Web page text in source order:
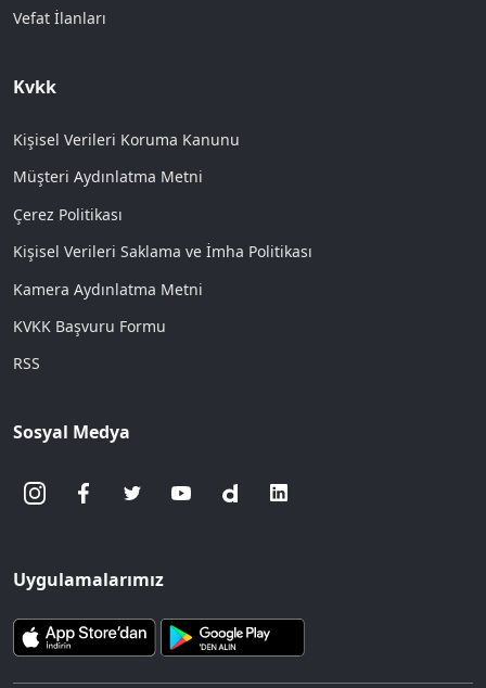
Vefat İlanları
Kvkk
Kişisel Verileri Koruma Kanunu
Müşteri Aydınlatma Metni
Çerez Politikası
Kişisel Verileri Saklama ve İmha Politikası
Kamera Aydınlatma Metni
KVKK Başvuru Formu
RSS
Sosyal Medya
Uygulamalarımız